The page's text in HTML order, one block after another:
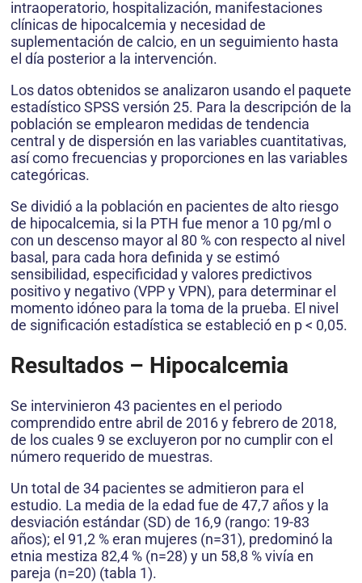
intraoperatorio, hospitalización, manifestaciones
clínicas de hipocalcemia y necesidad de
suplementación de calcio, en un seguimiento hasta
el día posterior a la intervención.
Los datos obtenidos se analizaron usando el paquete
estadístico SPSS versión 25. Para la descripción de la
población se emplearon medidas de tendencia
central y de dispersión en las variables cuantitativas,
así como frecuencias y proporciones en las variables
categóricas.
Se dividió a la población en pacientes de alto riesgo
de hipocalcemia, si la PTH fue menor a 10 pg/ml o
con un descenso mayor al 80 % con respecto al nivel
basal, para cada hora definida y se estimó
sensibilidad, especificidad y valores predictivos
positivo y negativo (VPP y VPN), para determinar el
momento idóneo para la toma de la prueba. El nivel
de significación estadística se estableció en p < 0,05.
Resultados – Hipocalcemia
Se intervinieron 43 pacientes en el periodo
comprendido entre abril de 2016 y febrero de 2018,
de los cuales 9 se excluyeron por no cumplir con el
número requerido de muestras.
Un total de 34 pacientes se admitieron para el
estudio. La media de la edad fue de 47,7 años y la
desviación estándar (SD) de 16,9 (rango: 19-83
años); el 91,2 % eran mujeres (n=31), predominó la
etnia mestiza 82,4 % (n=28) y un 58,8 % vivía en
pareja (n=20) (tabla 1).